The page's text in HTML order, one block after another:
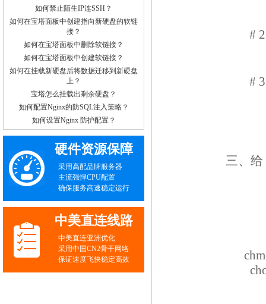
如何禁止陌生IP连SSH？
如何在宝塔面板中创建指向新硬盘的软链
接？
如何在宝塔面板中删除软链接？
如何在宝塔面板中创建软链接？
如何在挂载新硬盘后将数据迁移到新硬盘
上？
宝塔怎么挂载出剩余硬盘？
如何配置Nginx的防SQL注入策略？
如何设置Nginx 防护配置？
硬件资源保障
采用高配品牌服务器
主流强悍CPU配置
确保服务高速稳定运行
中美直连线路
中美直连亚洲优化
采用中国CN2骨干网络
保证速度飞快稳定高效
#
#
三、给